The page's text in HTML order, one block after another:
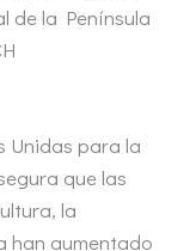
de la Península
Unidas para la
que las
la
han aumentado